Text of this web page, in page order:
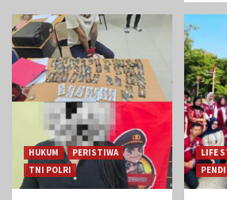
HUKUM
PERISTIWA
TNI POLRI
LIFE